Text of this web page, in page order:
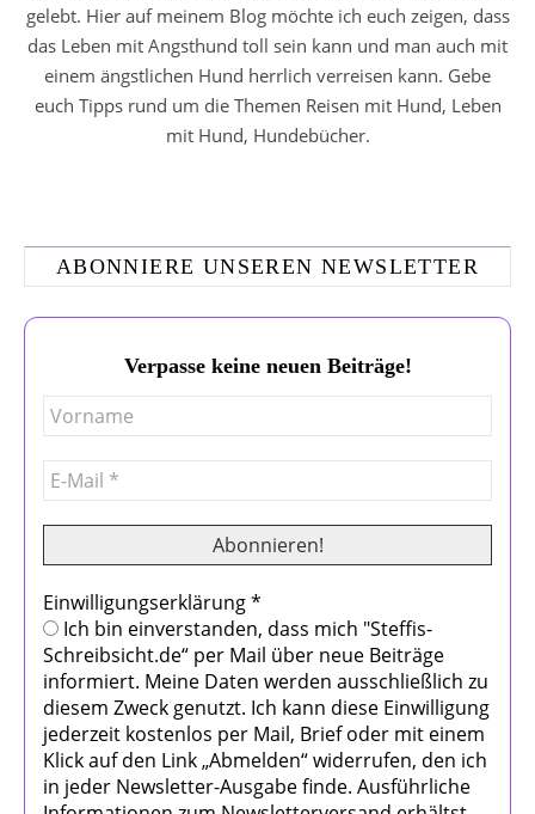
gelebt. Hier auf meinem Blog möchte ich euch zeigen, dass
das Leben mit Angsthund toll sein kann und man auch mit
einem ängstlichen Hund herrlich verreisen kann. Gebe
euch Tipps rund um die Themen Reisen mit Hund, Leben
mit Hund, Hundebücher.
ABONNIERE UNSEREN NEWSLETTER
Verpasse keine neuen Beiträge!
Einwilligungserklärung*
Ich bin einverstanden, dass mich "Steffis-
Schreibsicht.de“ per Mail über neue Beiträge
informiert. Meine Daten werden ausschließlich zu
diesem Zweck genutzt. Ich kann diese Einwilligung
jederzeit kostenlos per Mail, Brief oder mit einem
Klick auf den Link „Abmelden“ widerrufen, den ich
in jeder Newsletter-Ausgabe finde. Ausführliche